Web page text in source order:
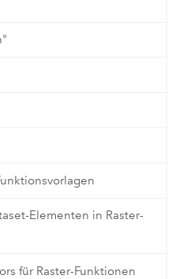
Elementen in Raster-
für Raster-Funktionen